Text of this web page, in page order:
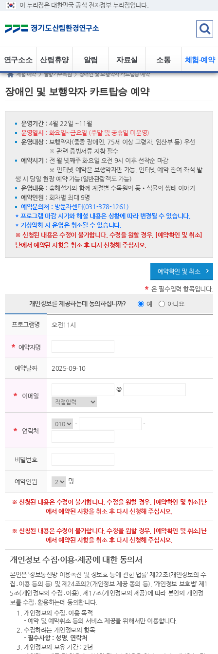
이 누리집은 대한민국 공식 전자정부 누리집입니다.
체험·예약
소통
자료실
알림
산림휴양
연구소소
체험·예약 > 물향기수목원 > 장애인 및 보행약자 카트탑승 예약
장애인 및 보행약자 카트탑승 예약
운영기간 : 4월 22일 ~11월
운영일시 : 화요일~금요일 (주말 및 공휴일 미운영)
운영대상 : 보행약자(중증 장애인, 75세 이상 고령자, 임산부 등) 우선
※ 관련 증빙서류 지참 필수
예약시기 : 전 월 넷째주 화요일 오전 9시 이후 선착순 마감
※ 인터넷 예약은 보행약자만 가능, 인터넷 예약 잔여 좌석 발
생 시 당일 현장 예약 가능(일반관람객도 가능)
운영내용 : 숲해설가와 함께 계절별 수목원의 동•식물의 생태 이야기
예약인원 : 회차별 최대 9명
예약문의처 : 방문자센터(031-378-1261)
* 프로그램 마감 시기와 해설 내용은 상황에 따라 변경될 수 있습니다.
* 기상악화 시 운영은 취소될 수 있습니다.
※ 신청된 내용은 수정이 불가합니다. 수정을 원할 경우, [예약확인 및 취소]
난에서 예약된 사항을 취소 후 다시 신청해 주십시오.
예약확인 및 취소
* 은 필수입력 항목입니다.
개인정보를 제공하는데 동의하십니까?
예 아니요
프로그램명 오전11시
* 예약자명
예약날짜 2025-09-10
* 이메일
@
* 연락처
- -
비밀번호
예약인원 명
※ 신청된 내용은 수정이 불가합니다. 수정을 원할 경우, [예약확인 및 취소]난
에서 예약된 사항을 취소 후 다시 신청해 주십시오.
※ 신청된 내용은 수정이 불가합니다. 수정을 원할 경우, [예약확인 및 취소]난
에서 예약된 사항을 취소 후 다시 신청해 주십시오.
개인정보 수집·이용·제공에 대한 동의서
본인은 ‘정보통신망 이용촉진 및 정보호 등에 관한 법률’ 제22조(개인정보의 수
집․이용 등의 등) 및 제24조의2(개인정보 제공 동의 등), ‘개인정보 보호법’ 제1
5조(개인정보의 수집․이용), 제17조(개인정보의 제공)에 따라 본인의 개인정
보를 수집․활용하는데 동의합니다.
1. 개인정보의 수집․이용 목적
- 예약 및 예약취소 등의 서비스 제공을 위해서만 이용합니다.
2. 수집하려는 개인정보의 항목
- 필수사항 : 성명, 연락처
3. 개인정보의 보유 기간 : 2년